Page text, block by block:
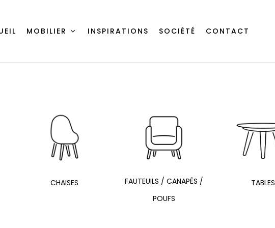
MOBILIER INSPIRATIONS SOCIÉTÉ CONTACT
CHAISES
FAUTEUILS / CANAPÉS /
POUFS
TABLES